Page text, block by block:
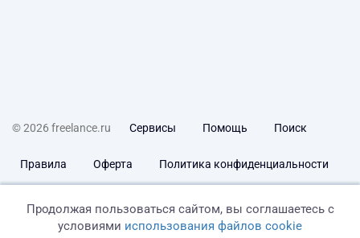
© 2026 freelance.ru Сервисы Помощь Поиск
Правила Оферта Политика конфиденциальности
Продолжая пользоваться сайтом, вы соглашаетесь с
условиями использования файлов cookie